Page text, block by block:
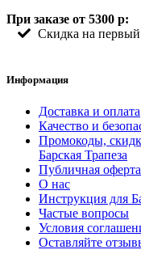
При заказе от 5300 р:
Скидка на первый
Информация
Доставка и оплата
Качество и
Промокоды,
Барская Трапеза
Публичная оферта
О нас
Инструкция для
Частые вопросы
Условия
Оставляйте